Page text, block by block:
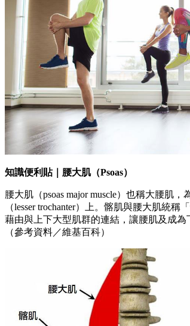
知識便利貼｜腰大肌（Psoas）
腰大肌（psoas major muscle）也稱大腰肌
（lesser trochanter）上。髂肌與腰大肌統
藉由與上下大型肌群的連結，讓腰肌及成
（參考資料／維基百科）